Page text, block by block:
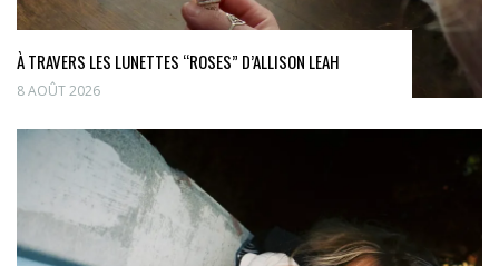
À TRAVERS LES LUNETTES “ROSES” D’ALLISON LEAH
8 AOÛT 2026